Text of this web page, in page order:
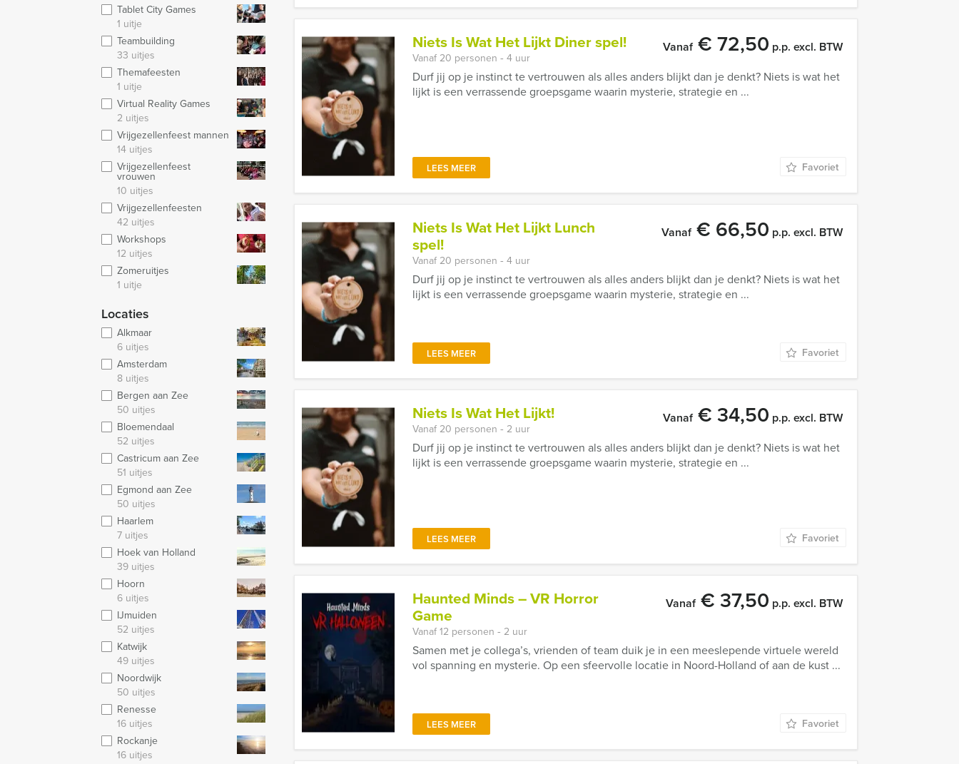
Tablet City Games
1 uitje
Teambuilding
33 uitjes
Themafeesten
1 uitje
Virtual Reality Games
2 uitjes
Vrijgezellenfeest mannen
14 uitjes
Vrijgezellenfeest
vrouwen
10 uitjes
Vrijgezellenfeesten
42 uitjes
Workshops
12 uitjes
Zomeruitjes
1 uitje
Locaties
Alkmaar
6 uitjes
Amsterdam
8 uitjes
Bergen aan Zee
50 uitjes
Bloemendaal
52 uitjes
Castricum aan Zee
51 uitjes
Egmond aan Zee
50 uitjes
Haarlem
7 uitjes
Hoek van Holland
39 uitjes
Hoorn
6 uitjes
IJmuiden
52 uitjes
Katwijk
49 uitjes
Noordwijk
50 uitjes
Renesse
16 uitjes
Rockanje
16 uitjes
Niets Is Wat Het Lijkt Diner spel! Vanaf€ 72,50 p.p. excl. BTW
Vanaf 20 personen ‐ 4 uur
Durf jij op je instinct te vertrouwen als alles anders blijkt dan je denkt? Niets is wat het
lijkt is een verrassende groepsgame waarin mysterie, strategie en ...
LEES MEER Favoriet
Niets Is Wat Het Lijkt Lunch
spel!
Vanaf€ 66,50 p.p. excl. BTW
Vanaf 20 personen ‐ 4 uur
Durf jij op je instinct te vertrouwen als alles anders blijkt dan je denkt? Niets is wat het
lijkt is een verrassende groepsgame waarin mysterie, strategie en ...
LEES MEER Favoriet
Niets Is Wat Het Lijkt! Vanaf€ 34,50 p.p. excl. BTW
Vanaf 20 personen ‐ 2 uur
Durf jij op je instinct te vertrouwen als alles anders blijkt dan je denkt? Niets is wat het
lijkt is een verrassende groepsgame waarin mysterie, strategie en ...
LEES MEER Favoriet
Haunted Minds – VR Horror
Game
Vanaf€ 37,50 p.p. excl. BTW
Vanaf 12 personen ‐ 2 uur
Samen met je collega’s, vrienden of team duik je in een meeslepende virtuele wereld
vol spanning en mysterie. Op een sfeervolle locatie in Noord-Holland of aan de kust ...
LEES MEER Favoriet